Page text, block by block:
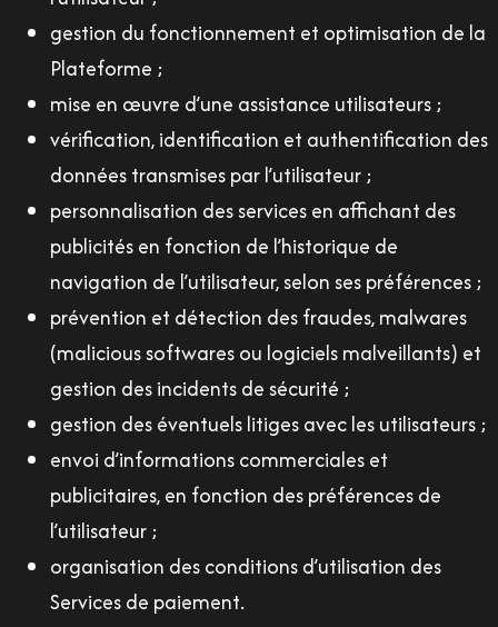
gestion du fonctionnement et optimisation de la
Plateforme ;
mise en œuvre d’une assistance utilisateurs ;
vérification, identification et authentification des
données transmises par l’utilisateur ;
personnalisation des services en affichant des
publicités en fonction de l’historique de
navigation de l’utilisateur, selon ses préférences ;
prévention et détection des fraudes, malwares
(malicious softwares ou logiciels malveillants) et
gestion des incidents de sécurité ;
gestion des éventuels litiges avec les utilisateurs ;
envoi d’informations commerciales et
publicitaires, en fonction des préférences de
l’utilisateur ;
organisation des conditions d’utilisation des
Services de paiement.